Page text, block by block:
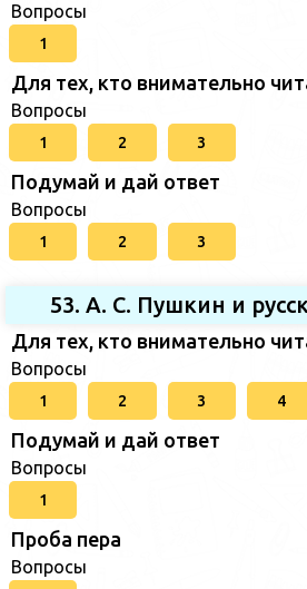
Вопросы
1
Для тех, кто внимательно
Вопросы
1 2 3
Подумай и дай ответ
Вопросы
1 2 3
53. А. С. Пушкин и
Для тех, кто внимательно
Вопросы
1 2 3 4
Подумай и дай ответ
Вопросы
1
Проба пера
Вопросы